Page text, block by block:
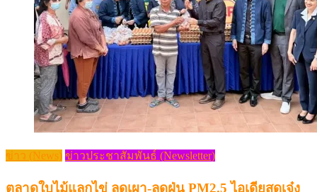
ข่าว (News) ข่าวประชาสัมพันธ์ (Newsletter)
ตลาดใบไม้แลกไข่ ลดเผา-ลดฝุ่น PM2.5 ไอเดียสุดเจ๋ง